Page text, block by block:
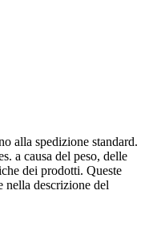
alla spedizione standard.
a causa del peso, delle
dei prodotti. Queste
nella descrizione del